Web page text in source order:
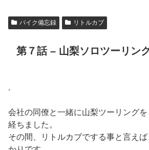
バイク備忘録 リトルカブ
第７話 – 山梨ソロツーリン
.
会社の同僚と一緒に山梨ツーリング
経ちました。
その間、リトルカブでする事と言え